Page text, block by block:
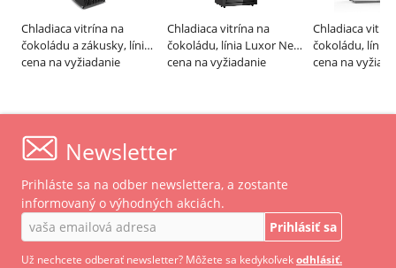
Chladiaca vitrína na
čokoládu a zákusky, línia
PIVOT – IFI
cena na vyžiadanie
Chladiaca vitrína na
čokoládu, línia Luxor New
Style – SAGI
cena na vyžiadanie
Chladiaca
čokoládu, línia
Double – SAGI
cena na
Newsletter
Prihláste sa na odber newslettera, a zostante
informovaný o výhodných akciách.
Prihlásiť sa
Už nechcete odberať newsletter? Môžete sa kedykoľvekodhlásiť.